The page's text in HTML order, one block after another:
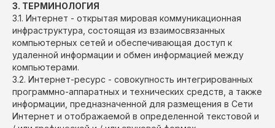
3. ТЕРМИНОЛОГИЯ
3.1. Интернет - открытая мировая коммуникационная
инфраструктура, состоящая из взаимосвязанных
компьютерных сетей и обеспечивающая доступ к
удаленной информации и обмен информацией между
компьютерами.
3.2. Интернет-ресурс - совокупность интегрированных
программно-аппаратных и технических средств, а также
информации, предназначенной для размещения в Сети
Интернет и отображаемой в определенной текстовой и